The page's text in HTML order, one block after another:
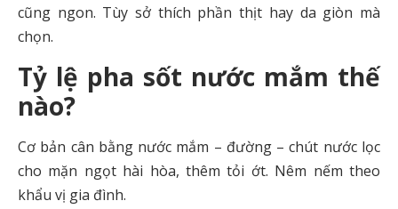
cũng ngon. Tùy sở thích phần thịt hay da giòn mà
chọn.
Tỷ lệ pha sốt nước mắm thế
nào?
Cơ bản cân bằng nước mắm – đường – chút nước lọc
cho mặn ngọt hài hòa, thêm tỏi ớt. Nêm nếm theo
khẩu vị gia đình.